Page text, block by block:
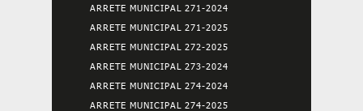
ARRETE MUNICIPAL 271-2024
ARRETE MUNICIPAL 271-2025
ARRETE MUNICIPAL 272-2025
ARRETE MUNICIPAL 273-2024
ARRETE MUNICIPAL 274-2024
ARRETE MUNICIPAL 274-2025